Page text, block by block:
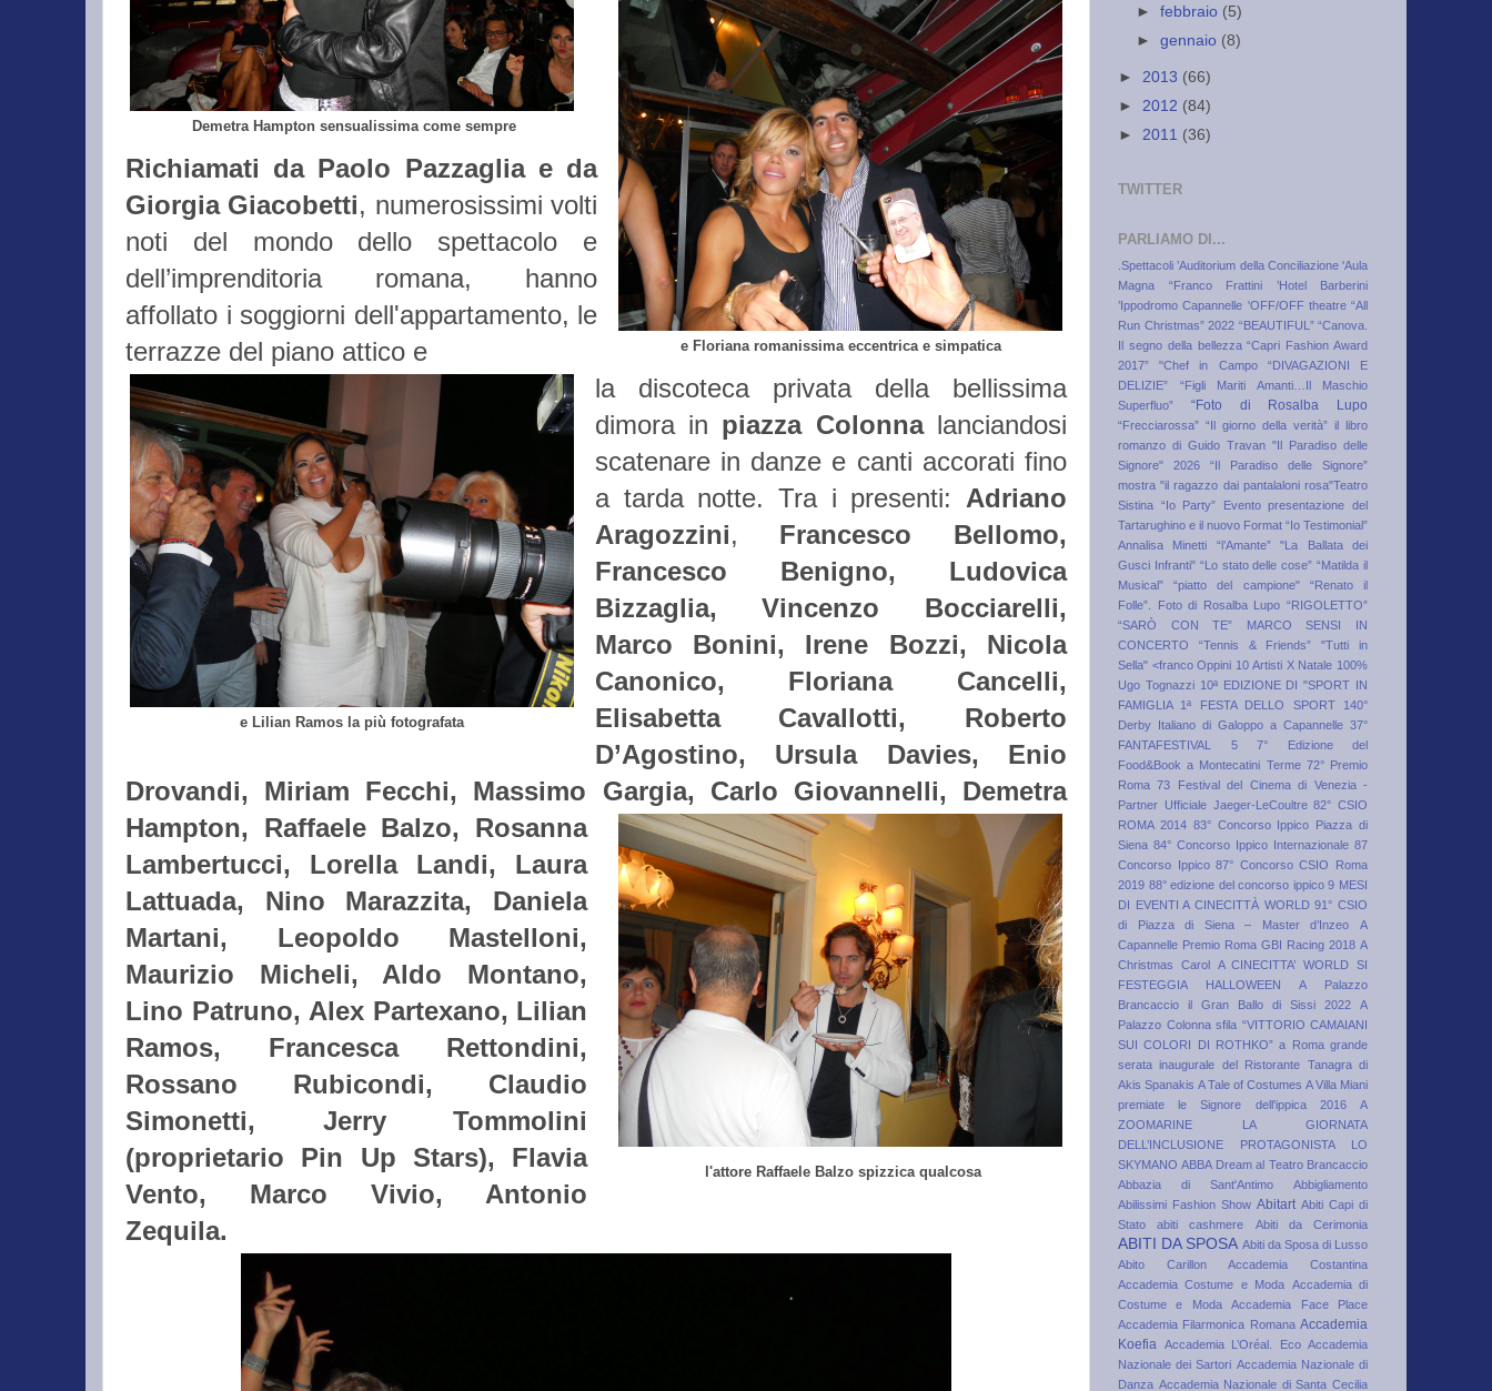
Demetra Hampton sensualissima come sempre
e Floriana romanissima eccentrica e simpatica
Richiamati da Paolo Pazzaglia e da
Giorgia Giacobetti, numerosissimi volti
noti del mondo dello spettacolo e
dell’imprenditoria romana, hanno
affollato i soggiorni dell'appartamento, le
terrazze del piano attico e
e Lilian Ramos la più fotografata
la discoteca privata della bellissima
dimora in piazza Colonnalanciandosi
scatenare in danze e canti accorati fino
a tarda notte. Tra i presenti: Adriano
Aragozzini, Francesco Bellomo,
Francesco Benigno, Ludovica
Bizzaglia, Vincenzo Bocciarelli,
Marco Bonini, Irene Bozzi, Nicola
Canonico, Floriana Cancelli,
Elisabetta Cavallotti, Roberto
D’Agostino, Ursula Davies, Enio
Drovandi, Miriam Fecchi, Massimo Gargia, Carlo Giovannelli, Demetra
Hampton,
l'attore Raffaele Balzo spizzica qualcosa
Raffaele Balzo, Rosanna
Lambertucci, Lorella Landi, Laura
Lattuada, Nino Marazzita, Daniela
Martani, Leopoldo
Mastelloni,
Maurizio Micheli, Aldo Montano,
Lino Patruno, Alex Partexano, Lilian
Ramos, Francesca Rettondini,
Rossano Rubicondi, Claudio
Simonetti, Jerry Tommolini
(proprietario Pin Up Stars), Flavia
Vento, Marco Vivio, Antonio
Zequila.
►febbraio (5)
►gennaio (8)
► 2013 (66)
► 2012 (84)
► 2011 (36)
TWITTER
PARLIAMO DI...
.Spettacoli ’Auditorium della Conciliazione 'Aula
Magna “Franco Frattini
’Hotel Barberini
’Ippodromo Capannelle 'OFF/OFF theatre “All
Run Christmas” 2022 “BEAUTIFUL” “Canova.
Il segno della bellezza “Capri Fashion Award
2017”
"Chef in Campo
“DIVAGAZIONI E
DELIZIE”
“Figli Mariti Amanti…Il Maschio
Superfluo”
“Foto di Rosalba Lupo
“Frecciarossa” “Il giorno della verità” il libro
romanzo di Guido Travan "Il Paradiso delle
Signore" 2026
“Il Paradiso delle Signore”
mostra "il ragazzo dai pantalaloni rosa"Teatro
Sistina “Io Party” Evento presentazione del
Tartarughino e il nuovo Format “Io Testimonial”
Annalisa Minetti
“l’Amante”
"La Ballata dei
Gusci Infranti" “Lo stato delle cose” “Matilda il
Musical”
“piatto del campione"
“Renato il
Folle”. Foto di Rosalba Lupo “RIGOLETTO”
“SARÒ CON TE” MARCO SENSI IN
CONCERTO
“Tennis & Friends”
"Tutti in
Sella" <franco Oppini 10 Artisti X Natale 100%
Ugo Tognazzi 10ª EDIZIONE DI "SPORT IN
FAMIGLIA 1ª FESTA DELLO SPORT
140°
Derby Italiano di Galoppo a Capannelle 37°
FANTAFESTIVAL
5
7° Edizione del
Food&Book a Montecatini Terme 72° Premio
Roma 73 Festival del Cinema di Venezia -
Partner Ufficiale Jaeger-LeCoultre 82° CSIO
ROMA 2014 83° Concorso Ippico Piazza di
Siena 84° Concorso Ippico Internazionale 87
Concorso Ippico 87° Concorso CSIO Roma
2019 88° edizione del concorso ippico 9 MESI
DI EVENTI A CINECITTÀ WORLD 91° CSIO
di Piazza di Siena – Master d’Inzeo
A
Capannelle Premio Roma GBI Racing 2018 A
Christmas Carol A CINECITTA’ WORLD SI
FESTEGGIA HALLOWEEN
A Palazzo
Brancaccio il Gran Ballo di Sissi 2022
A
Palazzo Colonna sfila “VITTORIO CAMAIANI
SUI COLORI DI ROTHKO” a Roma grande
serata inaugurale del Ristorante Tanagra di
Akis Spanakis A Tale of Costumes A Villa Miani
premiate le Signore dell'ippica 2016
A
ZOOMARINE LA GIORNATA
DELL’INCLUSIONE PROTAGONISTA LO
SKYMANO ABBA Dream al Teatro Brancaccio
Abbazia di Sant'Antimo
Abbigliamento
Abilissimi Fashion Show Abitart Abiti Capi di
Stato
abiti cashmere Abiti da Cerimonia
ABITI DA SPOSA Abiti da Sposa di Lusso
Abito Carillon
Accademia Costantina
Accademia Costume e Moda Accademia di
Costume e Moda
Accademia Face Place
Accademia Filarmonica Romana Accademia
Koefia
Accademia L’Oréal. Eco Accademia
Nazionale dei Sartori Accademia Nazionale di
Danza Accademia Nazionale di Santa Cecilia